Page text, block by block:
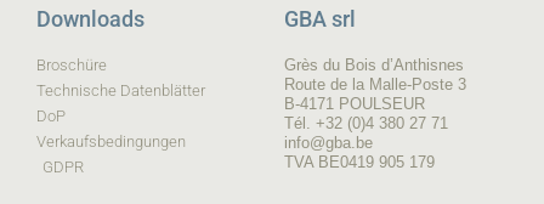
Downloads
Broschüre
Technische Datenblätter
DoP
Verkaufsbedingungen
GDPR
GBA srl
Grès du Bois d’Anthisnes
Route de la Malle-Poste 3
B-4171 POULSEUR
Tél. +32 (0)4 380 27 71
info@gba.be
TVA BE0419 905 179